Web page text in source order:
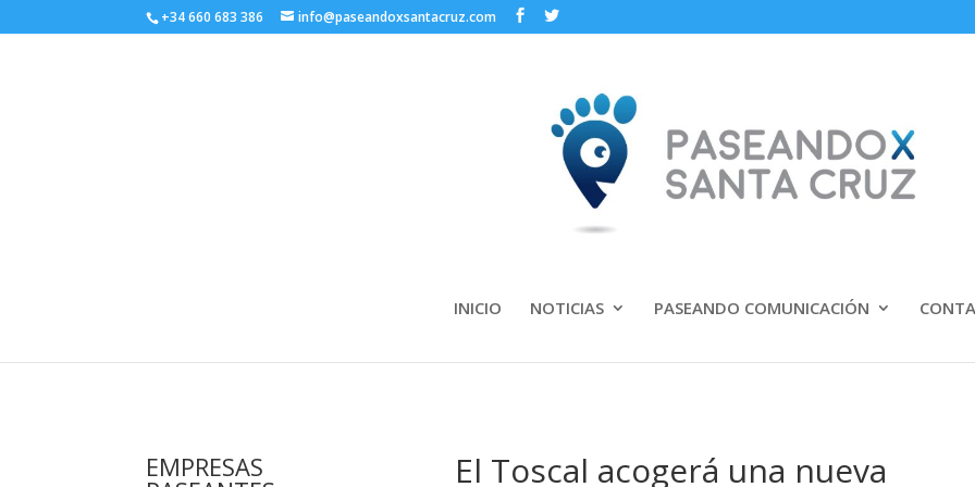
+34 660 683 386 info@paseandoxsantacruz.com
INICIO NOTICIAS PASEANDO COMUNICACIÓN
EMPRESAS El Toscal acogerá una nueva